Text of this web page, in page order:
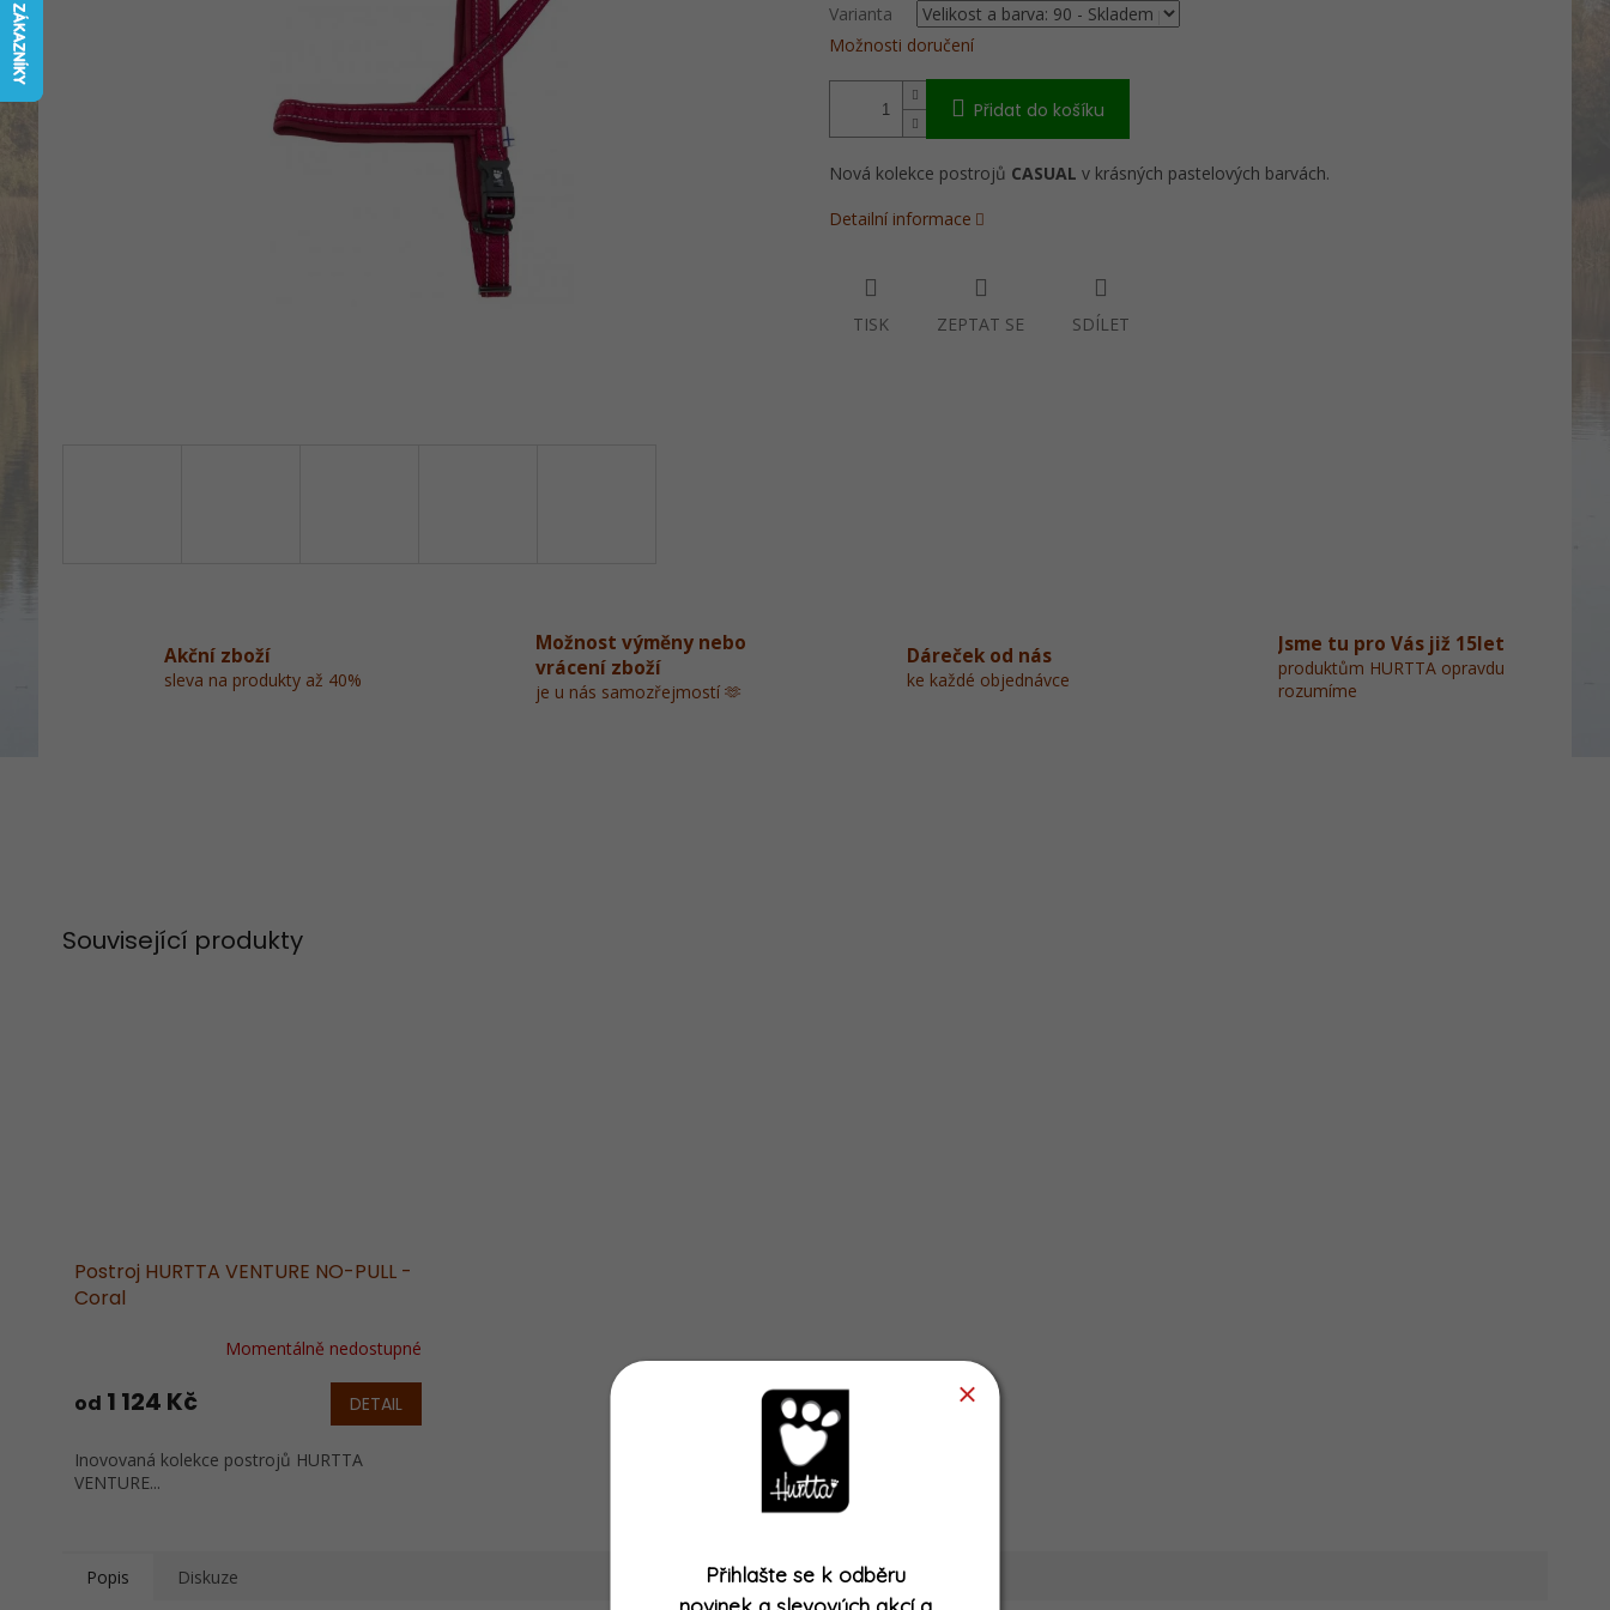
Varianta
Možnosti doručení
Přidat do košíku
Nová kolekce postrojů CASUAL v krásných pastelových barvách.
Detailní informace
TISK ZEPTAT SE SDÍLET
Akční zboží
sleva na produkty až 40%
Možnost výměny nebo
vrácení zboží
je u nás samozřejmostí 🫶
Dáreček od nás
ke každé objednávce
Jsme tu pro Vás již 15let
produktům HURTTA opravdu
rozumíme
Související produkty
Postroj HURTTA VENTURE NO-PULL -
Coral
produktu
z
5
Momentálně nedostupné
od 1 124 Kč DETAIL
Inovovaná kolekce postrojů HURTTA
VENTURE...
Popis Diskuze
Přihlašte se k odběru